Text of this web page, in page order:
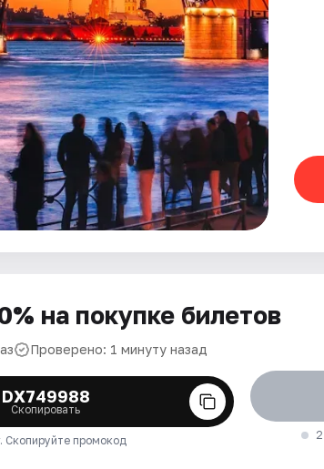
на покупке билетов
Проверено: 1 минуту назад
DX749988
Скопировать
Скопируйте промокод